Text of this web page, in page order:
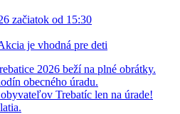
začiatok od 15:30
je vhodná pre deti
2026 beží na plné obrátky.
obecného úradu.
Trebatíc len na úrade!